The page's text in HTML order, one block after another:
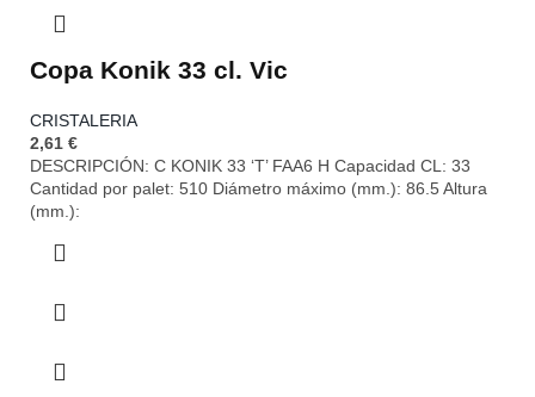
Copa Konik 33 cl. Vic
CRISTALERIA
2,61 €
DESCRIPCIÓN: C KONIK 33 ‘T’ FAA6 H Capacidad CL: 33
Cantidad por palet: 510 Diámetro máximo (mm.): 86.5 Altura
(mm.):